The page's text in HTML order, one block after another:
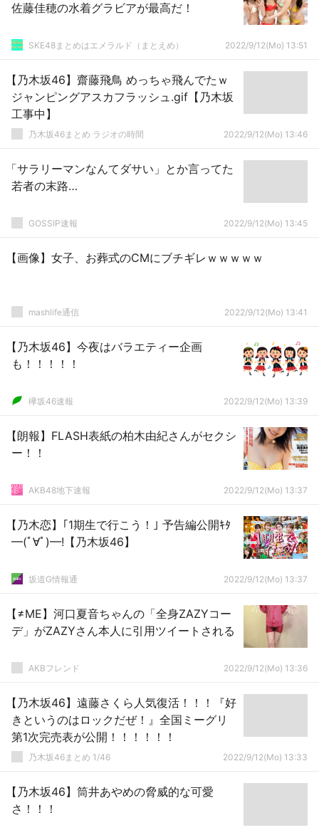
佐藤佳穂の水着グラビアが最高だ！
SKE48まとめはエメラルド（まとえめ） 2022/9/12(Mo) 13:51
【乃木坂46】齋藤飛鳥 めっちゃ飛んでたｗ
ジャンピングアスカフラッシュ.gif【乃木坂
工事中】
乃木坂46まとめ ラジオの時間 2022/9/12(Mo) 13:46
「サラリーマンなんてダサい」とか言ってた
若者の末路…
GOSSIP速報 2022/9/12(Mo) 13:45
【画像】女子、お葬式のCMにブチギレｗｗｗｗｗ
mashlife通信 2022/9/12(Mo) 13:41
【乃木坂46】今夜はバラエティー企画
も！！！！！
欅坂46速報 2022/9/12(Mo) 13:39
【朗報】FLASH表紙の柏木由紀さんがセクシ
ー！！
AKB48地下速報 2022/9/12(Mo) 13:37
【乃木恋】｢1期生で行こう！｣ 予告編公開ｷﾀ
━(ﾟ∀ﾟ)━!【乃木坂46】
坂道G情報通 2022/9/12(Mo) 13:37
【≠ME】河口夏音ちゃんの「全身ZAZYコー
デ」がZAZYさん本人に引用ツイートされる
AKBフレンド 2022/9/12(Mo) 13:36
【乃木坂46】遠藤さくら人気復活！！！『好
きというのはロックだぜ！』全国ミーグリ
第1次完売表が公開！！！！！！
乃木坂46まとめ 1/46 2022/9/12(Mo) 13:33
【乃木坂46】筒井あやめの脅威的な可愛
さ！！！